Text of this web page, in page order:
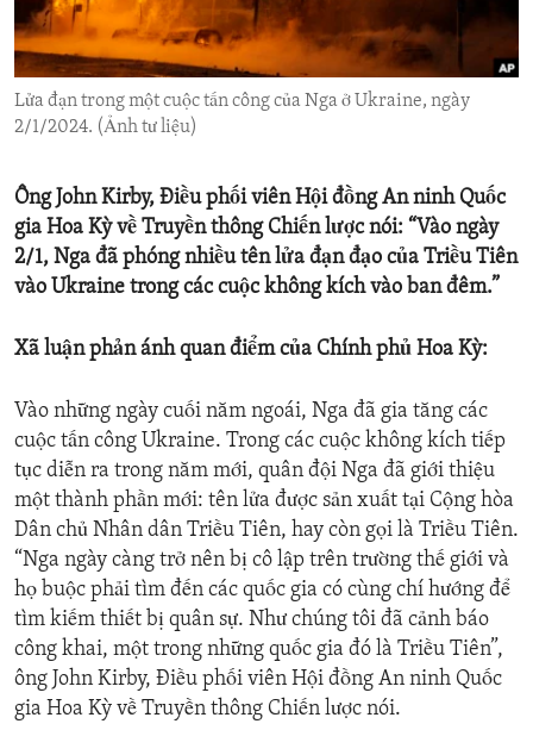
ENVIRONMENT AND HEALTH
IDEALS AND INSTITUTIONS
Lửa đạn trong một cuộc tấn công của Nga ở Ukraine, ngày
2/1/2024. (Ảnh tư liệu)
Ông John Kirby, Điều phối viên Hội đồng An ninh Quốc
gia Hoa Kỳ về Truyền thông Chiến lược nói: “Vào ngày
2/1, Nga đã phóng nhiều tên lửa đạn đạo của Triều Tiên
vào Ukraine trong các cuộc không kích vào ban đêm.”
Xã luận phản ánh quan điểm của Chính phủ Hoa Kỳ:
Vào những ngày cuối năm ngoái, Nga đã gia tăng các
cuộc tấn công Ukraine. Trong các cuộc không kích tiếp
tục diễn ra trong năm mới, quân đội Nga đã giới thiệu
một thành phần mới: tên lửa được sản xuất tại Cộng hòa
Dân chủ Nhân dân Triều Tiên, hay còn gọi là Triều Tiên.
“Nga ngày càng trở nên bị cô lập trên trường thế giới và
họ buộc phải tìm đến các quốc gia có cùng chí hướng để
tìm kiếm thiết bị quân sự. Như chúng tôi đã cảnh báo
công khai, một trong những quốc gia đó là Triều Tiên”,
ông John Kirby, Điều phối viên Hội đồng An ninh Quốc
gia Hoa Kỳ về Truyền thông Chiến lược nói.